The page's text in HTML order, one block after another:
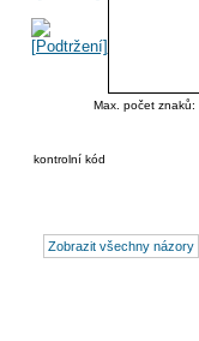
Max. počet znaků:
kontrolní kód